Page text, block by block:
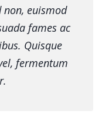
euismod
fames ac
Quisque
fermentum